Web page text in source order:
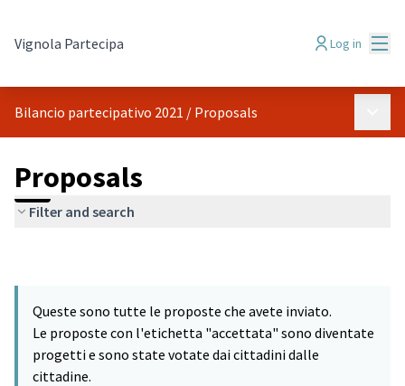
Vignola Partecipa Log in
Bilancio partecipativo 2021 / Proposals
Proposals
Filter and search
Queste sono tutte le proposte che avete inviato.
Le proposte con l'etichetta "accettata" sono diventate
progetti e sono state votate dai cittadini dalle
cittadine.